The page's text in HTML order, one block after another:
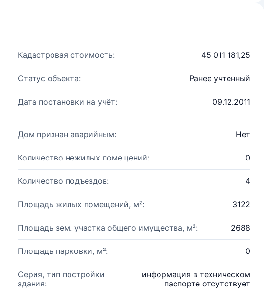
Кадастровая стоимость: 45 011 181,25
Статус объекта: Ранее учтенный
Дата постановки на учёт: 09.12.2011
Дом признан аварийным: Нет
Количество нежилых помещений: 0
Количество подъездов: 4
Площадь жилых помещений, м²: 3122
Площадь зем. участка общего имущества, м²: 2688
Площадь парковки, м²: 0
Серия, тип постройки
здания:
информация в техническом
паспорте отсутствует